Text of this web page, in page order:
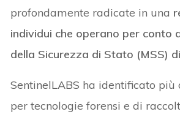
profondamente radicate in una
individui che operano per conto
della Sicurezza di Stato (MSS)
SentinelLABS ha identificato
per tecnologie forensi e di